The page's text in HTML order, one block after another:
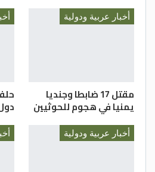
أخبار عربية ودولية
مقتل 17 ضابطا وجنديا
يمنيا في هجوم للحوثيين
أخبار عربية ودولية